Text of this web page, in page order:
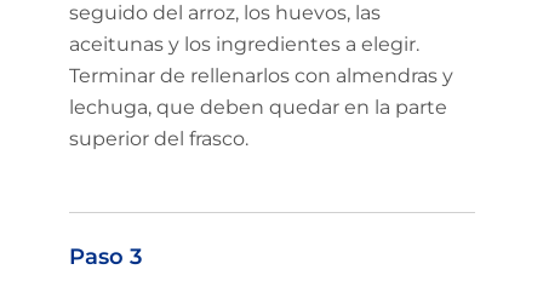
seguido del arroz, los huevos, las
aceitunas y los ingredientes a elegir.
Terminar de rellenarlos con almendras y
lechuga, que deben quedar en la parte
superior del frasco.
Paso 3